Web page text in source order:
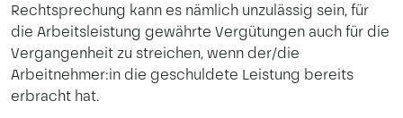
Rechtsprechung kann es nämlich unzulässig sein, für
die Arbeitsleistung gewährte Vergütungen auch für die
Vergangenheit zu streichen, wenn der/die
Arbeitnehmer:in die geschuldete Leistung bereits
erbracht hat.